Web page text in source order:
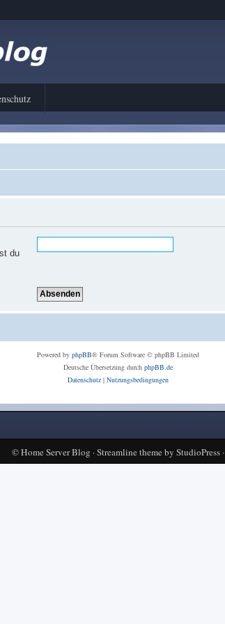
du
Powered by phpBB® Forum Software © phpBB Limited
Deutsche Übersetzung durch phpBB.de
Datenschutz| Nutzungsbedingungen
©Home Server Blog ·Streamline themeby StudioPress·